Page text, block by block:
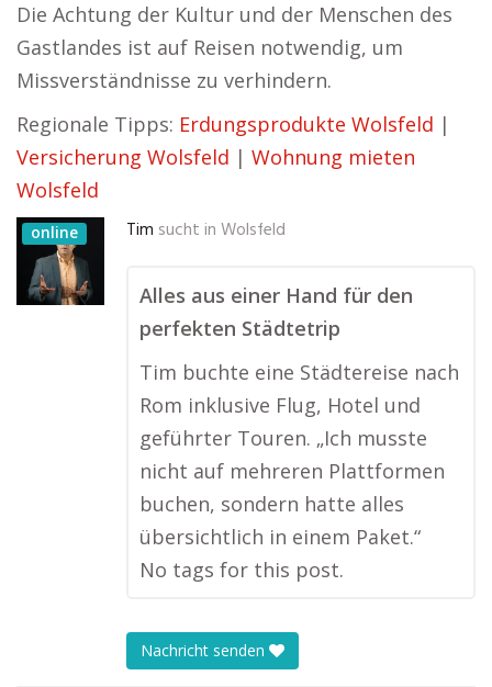
Die Achtung der Kultur und der Menschen des
Gastlandes ist auf Reisen notwendig, um
Missverständnisse zu verhindern.
Regionale Tipps: Erdungsprodukte Wolsfeld |
Versicherung Wolsfeld | Wohnung mieten
Wolsfeld
online Tim sucht in Wolsfeld
Alles aus einer Hand für den
perfekten Städtetrip
Tim buchte eine Städtereise nach
Rom inklusive Flug, Hotel und
geführter Touren. „Ich musste
nicht auf mehreren Plattformen
buchen, sondern hatte alles
übersichtlich in einem Paket.“
No tags for this post.
Nachricht senden